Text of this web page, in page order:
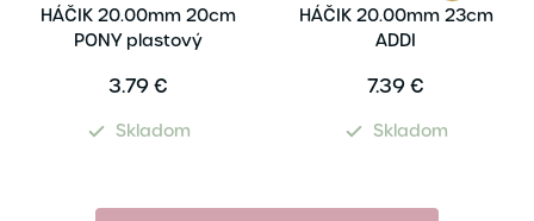
HÁČIK 20.00mm 20cm
PONY plastový
3.79 €
Skladom
HÁČIK 20.00mm 23cm
ADDI
7.39 €
Skladom